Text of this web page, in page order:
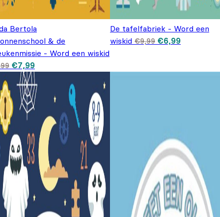
Bertola
& de
- Word een wiskid
Oorspronkelijke prijs was: €9,99.
€7,99Huidige prijs is: €7,99.
De tafelfabriek - Word een
wiskid €9,99 Oorspronkelijke
prijs was:
€6,99Huidige
prijs is: